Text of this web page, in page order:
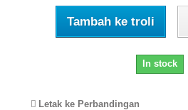
Tambah ke troli
In stock
Letak ke Perbandingan